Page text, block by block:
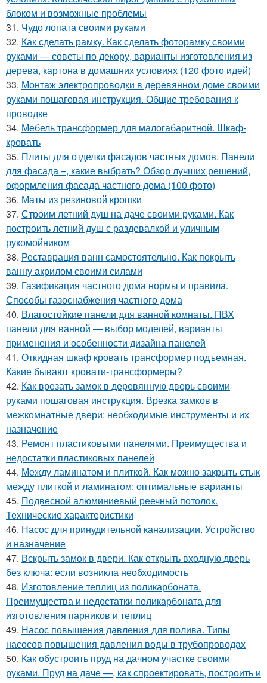
блоком и возможные проблемы
31. Чудо лопата своими руками
32. Как сделать рамку. Как сделать фоторамку своими
руками — советы по декору, варианты изготовления из
дерева, картона в домашних условиях (120 фото идей)
33. Монтаж электропроводки в деревянном доме своими
руками пошаговая инструкция. Общие требования к
проводке
34. Мебель трансформер для малогабаритной. Шкаф-
кровать
35. Плиты для отделки фасадов частных домов. Панели
для фасада –, какие выбрать? Обзор лучших решений,
оформления фасада частного дома (100 фото)
36. Маты из резиновой крошки
37. Строим летний душ на даче своими руками. Как
построить летний душ с раздевалкой и уличным
рукомойником
38. Реставрация ванн самостоятельно. Как покрыть
ванну акрилом своими силами
39. Газификация частного дома нормы и правила.
Способы газоснабжения частного дома
40. Влагостойкие панели для ванной комнаты. ПВХ
панели для ванной — выбор моделей, варианты
применения и особенности дизайна панелей
41. Откидная шкаф кровать трансформер подъемная.
Какие бывают кровати-трансформеры?
42. Как врезать замок в деревянную дверь своими
руками пошаговая инструкция. Врезка замков в
межкомнатные двери: необходимые инструменты и их
назначение
43. Ремонт пластиковыми панелями. Преимущества и
недостатки пластиковых панелей
44. Между ламинатом и плиткой. Как можно закрыть стык
между плиткой и ламинатом: оптимальные варианты
45. Подвесной алюминиевый реечный потолок.
Технические характеристики
46. Насос для принудительной канализации. Устройство
и назначение
47. Вскрыть замок в двери. Как открыть входную дверь
без ключа: если возникла необходимость
48. Изготовление теплиц из поликарбоната.
Преимущества и недостатки поликарбоната для
изготовления парников и теплиц
49. Насос повышения давления для полива. Типы
насосов повышения давления воды в трубопроводах
50. Как обустроить пруд на дачном участке своими
руками. Пруд на даче —, как спроектировать, построить и